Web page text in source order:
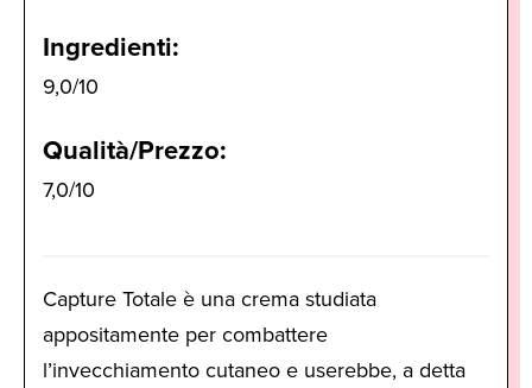
Ingredienti:
9,0/10
Qualità/Prezzo:
7,0/10
Capture Totale è una crema studiata
appositamente per combattere
l’invecchiamento cutaneo e userebbe, a detta